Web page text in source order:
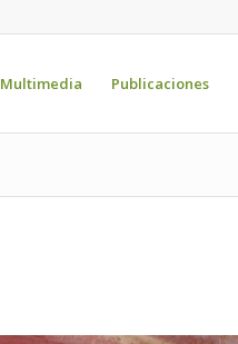
Multimedia Publicaciones